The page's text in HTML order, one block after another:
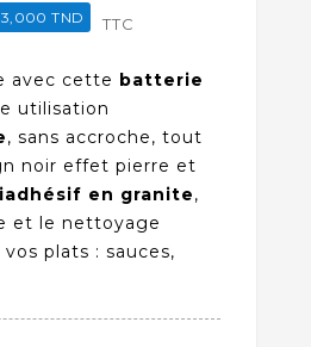
TND TTC
avec cette batterie
utilisation
, sans accroche, tout
noir effet pierre et
en granite,
et le nettoyage
plats : sauces,